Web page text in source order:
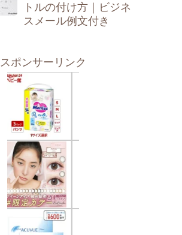
トルの付け方｜ビジネ
スメール例文付き
スポンサーリンク